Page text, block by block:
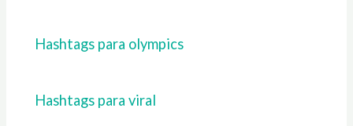
Hashtags para olympics
Hashtags para viral